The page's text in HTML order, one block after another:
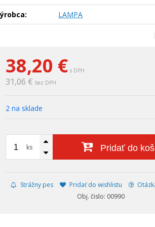
38,20 € s DPH
31,06 € bez DPH
2 na sklade
ks Pridať do
Strážny pes Pridať do wishlistu
Obj. čislo: 00990
LAMPA